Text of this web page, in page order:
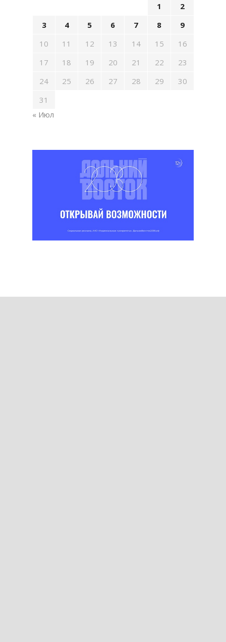
1
2
3
4 5 6 7 8
9
10
11 12 13 14 15
16
17
18 19 20 21 22
23
24
25 26 27 28 29
30
31
« Июл